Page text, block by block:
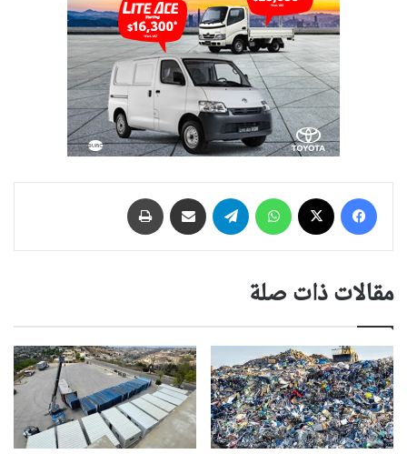
فيسبوك واتساب تيلقرام مشاركة عبر البريد
مقالات ذات صلة